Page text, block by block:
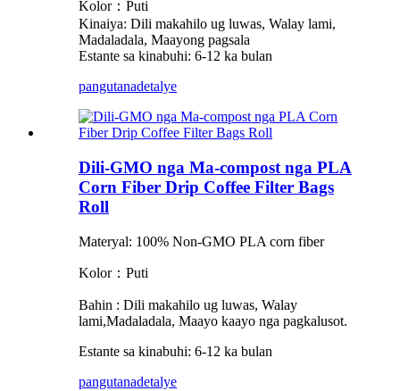
Kolor：Puti
Kinaiya: Dili makahilo ug luwas, Walay lami,
Madaladala, Maayong pagsala
Estante sa kinabuhi: 6-12 ka bulan
pangutanadetalye
Dili-GMO nga Ma-compost nga PLA
Corn Fiber Drip Coffee Filter Bags
Roll
Materyal: 100% Non-GMO PLA corn fiber
Kolor：Puti
Bahin : Dili makahilo ug luwas, Walay
lami,Madaladala, Maayo kaayo nga pagkalusot.
Estante sa kinabuhi: 6-12 ka bulan
pangutanadetalye